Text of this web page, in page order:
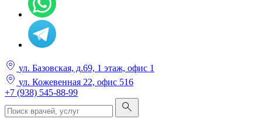
ул. Базовская, д.69, 1 этаж, офис 1
ул. Кожевенная 22, офис 516
+7 (938) 545-88-99